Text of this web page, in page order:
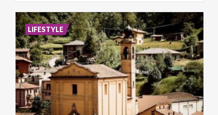
LIFESTYLE